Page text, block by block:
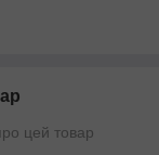
цей товар